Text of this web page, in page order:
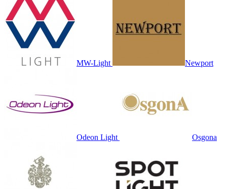
MW-Light Newport
Odeon Light Osgona